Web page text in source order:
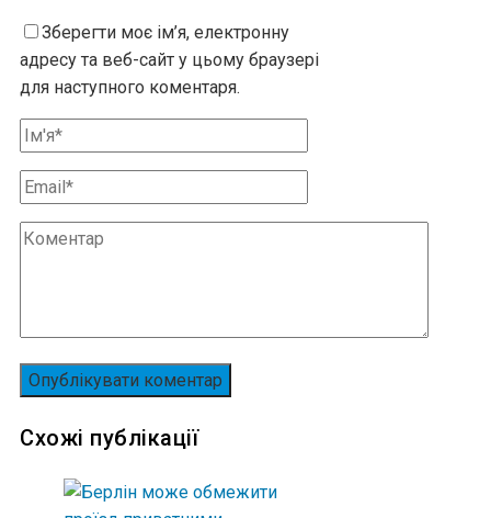
Зберегти моє ім’я, електронну
адресу та веб-сайт у цьому браузері
для наступного коментаря.
Схожі публікації